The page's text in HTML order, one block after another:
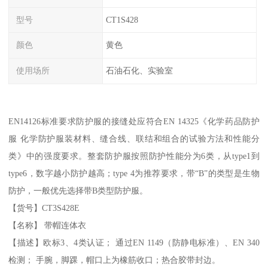
型号 CT1S428
颜色 黄色
使用场所 石油石化、实验室
EN14126标准要求防护服的接缝处应符合EN 14325《化学药品防护
服 化学防护服装材料、缝合线、联结和组合的试验方法和性能分
类》中的强度要求。整套防护服按照防护性能分为6类，从type1到
type6，数字越小防护越高；type 4为推荐要求，带“B”的类型是生物
防护，一般优先选择带B类型防护服。
【货号】CT3S428E
【名称】 带帽连体衣
【描述】欧标3、4类认证； 通过EN 1149（防静电标准）、EN 340
检测； 手腕，脚踝，帽口上为橡筋收口；热合胶带封边。